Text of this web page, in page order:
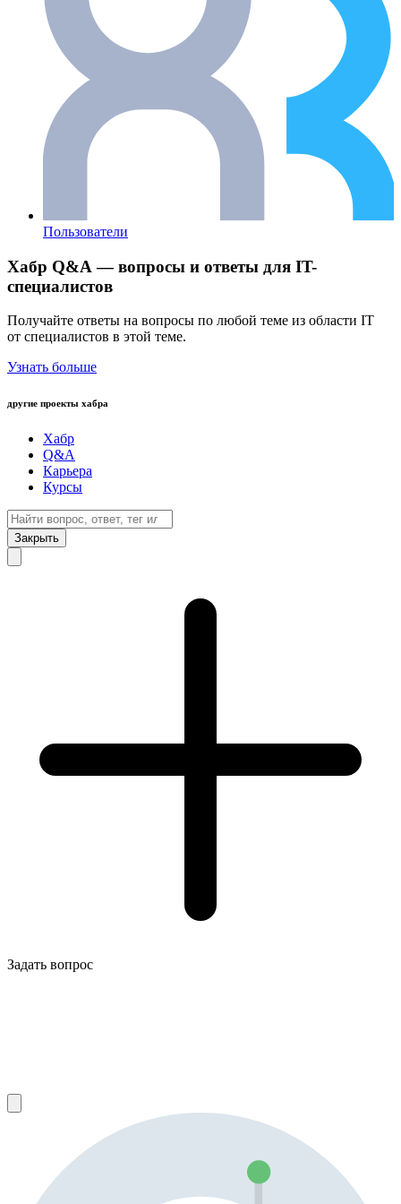
Пользователи
Хабр Q&A — вопросы и ответы для IT-
специалистов
Получайте ответы на вопросы по любой теме из области IT
от специалистов в этой теме.
Узнать больше
другие проекты хабра
Хабр
Q&A
Карьера
Курсы
Закрыть
Задать вопрос